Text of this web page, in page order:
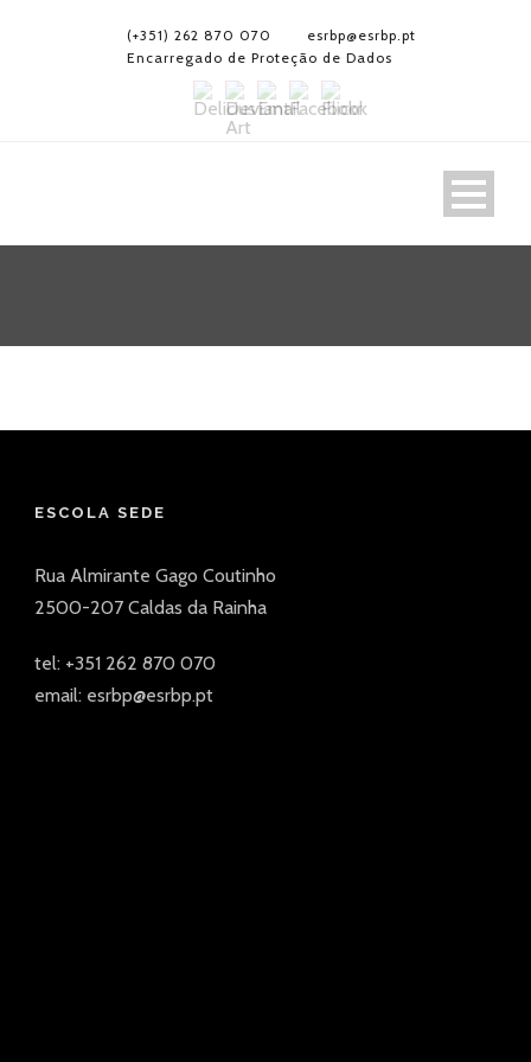
(+351) 262 870 070
esrbp@esrbp.pt
Encarregado de Proteção de Dados
ESCOLA SEDE
Rua Almirante Gago Coutinho
2500-207 Caldas da Rainha
tel: +351 262 870 070
email: esrbp@esrbp.pt